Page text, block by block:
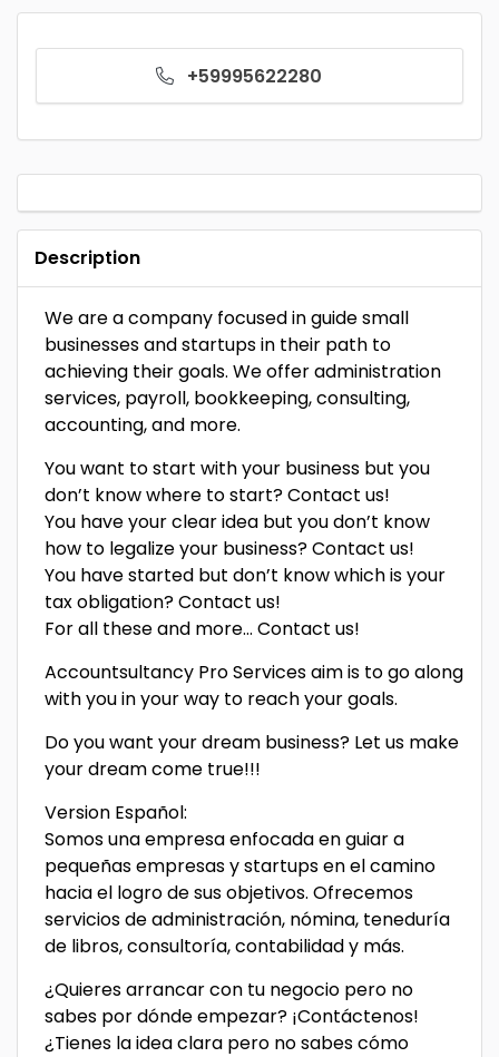
+59995622280
Description
We are a company focused in guide small
businesses and startups in their path to
achieving their goals. We offer administration
services, payroll, bookkeeping, consulting,
accounting, and more.
You want to start with your business but you
don’t know where to start? Contact us!
You have your clear idea but you don’t know
how to legalize your business? Contact us!
You have started but don’t know which is your
tax obligation? Contact us!
For all these and more… Contact us!
Accountsultancy Pro Services aim is to go along
with you in your way to reach your goals.
Do you want your dream business? Let us make
your dream come true!!!
Version Español:
Somos una empresa enfocada en guiar a
pequeñas empresas y startups en el camino
hacia el logro de sus objetivos. Ofrecemos
servicios de administración, nómina, teneduría
de libros, consultoría, contabilidad y más.
¿Quieres arrancar con tu negocio pero no
sabes por dónde empezar? ¡Contáctenos!
¿Tienes la idea clara pero no sabes cómo